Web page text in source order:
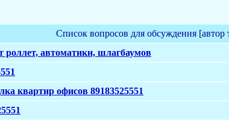
Список вопросов для обсуждения [автор
роллет, автоматики, шлагбаумов
квартир офисов 89183525551